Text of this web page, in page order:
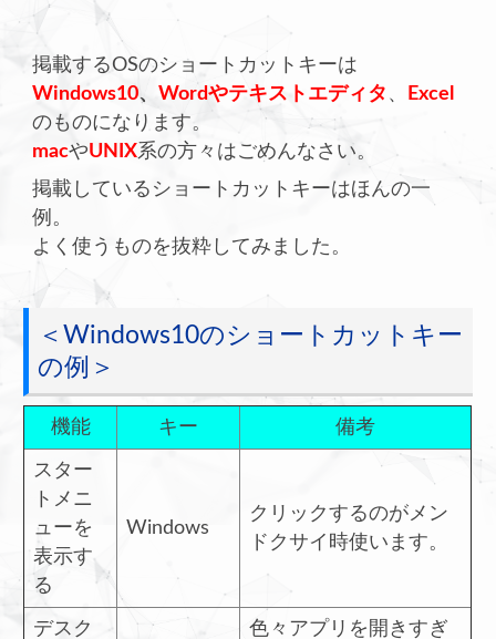
掲載するOSのショートカットキーは
Windows10、Wordやテキストエディタ 、
Excel
のものになります。
macやUNIX系の方々はごめんなさい。
掲載しているショートカットキーはほんの一
例。
よく使うものを抜粋してみました。
＜Windows10のショートカットキー
の例＞
機能 キー 備考
スター
トメニ
ューを
表示す
る
Windows
クリックするのがメン
ドクサイ時使います。
デスク
色々アプリを開きすぎ